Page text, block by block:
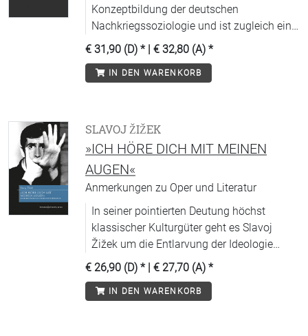
Konzeptbildung der deutschen
Nachkriegssoziologie und ist zugleich ein
eindrucksvolles
wissenschaftsgeschichtliches Dokument,
in dem sich der Übergang von einer
methodisch verfahrenden Soziologie
vollzieht. Nicht zuletzt in diesem Übergang
erweist sich die aktuelle Relevanz von
Popitz´ Denken.
€ 31,90 (D) * | € 32,80 (A) *
IN DEN WARENKORB
SLAVOJ ŽIŽEK
»ICH HÖRE DICH MIT MEINEN
AUGEN«
Anmerkungen zu Oper und Literatur
In seiner pointierten Deutung höchst
klassischer Kulturgüter geht es Slavoj
Žižek um die Entlarvung der Ideologie
selbst an Orten, an denen man sie bisher
nicht vermutet hatte. Mit scharfem Witz
und dem rechten Gespür für das Paradox
€ 26,90 (D) * | € 27,70 (A) *
IN DEN WARENKORB